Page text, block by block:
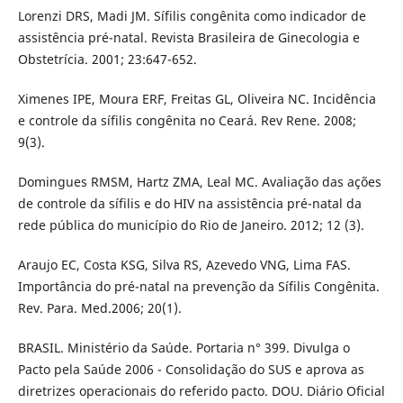
Lorenzi DRS, Madi JM. Sífilis congênita como indicador de
assistência pré-natal. Revista Brasileira de Ginecologia e
Obstetrícia. 2001; 23:647-652.
Ximenes IPE, Moura ERF, Freitas GL, Oliveira NC. Incidência
e controle da sífilis congênita no Ceará. Rev Rene. 2008;
9(3).
Domingues RMSM, Hartz ZMA, Leal MC. Avaliação das ações
de controle da sífilis e do HIV na assistência pré-natal da
rede pública do município do Rio de Janeiro. 2012; 12 (3).
Araujo EC, Costa KSG, Silva RS, Azevedo VNG, Lima FAS.
Importância do pré-natal na prevenção da Sífilis Congênita.
Rev. Para. Med.2006; 20(1).
BRASIL. Ministério da Saúde. Portaria n° 399. Divulga o
Pacto pela Saúde 2006 - Consolidação do SUS e aprova as
diretrizes operacionais do referido pacto. DOU. Diário Oficial